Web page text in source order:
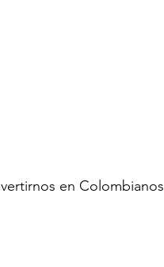
en Colombianos